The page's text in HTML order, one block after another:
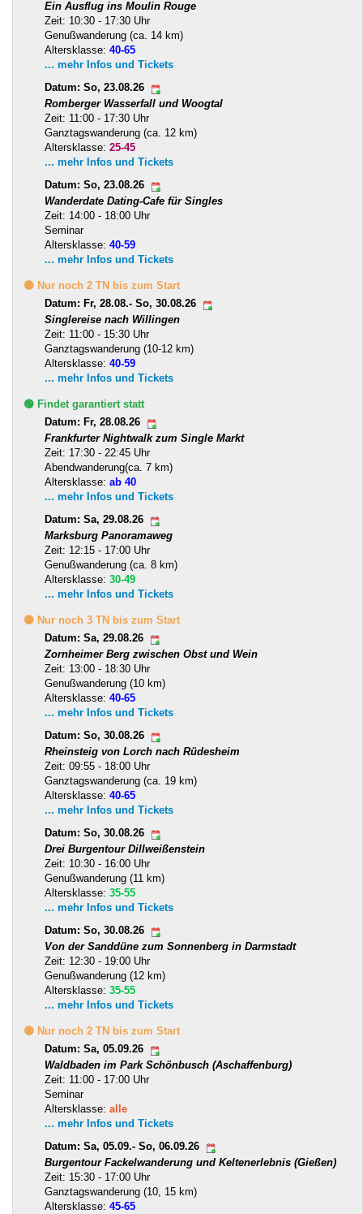
Ein Ausflug ins Moulin Rouge
Zeit: 10:30 - 17:30 Uhr
Genußwanderung (ca. 14 km)
Altersklasse: 40-65
... mehr Infos und Tickets
Datum: So, 23.08.26
Romberger Wasserfall und Woogtal
Zeit: 11:00 - 17:30 Uhr
Ganztagswanderung (ca. 12 km)
Altersklasse: 25-45
... mehr Infos und Tickets
Datum: So, 23.08.26
Wanderdate Dating-Cafe für Singles
Zeit: 14:00 - 18:00 Uhr
Seminar
Altersklasse: 40-59
... mehr Infos und Tickets
🟡 Nur noch 2 TN bis zum Start
Datum: Fr, 28.08.- So, 30.08.26
Singlereise nach Willingen
Zeit: 11:00 - 15:30 Uhr
Ganztagswanderung (10-12 km)
Altersklasse: 40-59
... mehr Infos und Tickets
🟢 Findet garantiert statt
Datum: Fr, 28.08.26
Frankfurter Nightwalk zum Single Markt
Zeit: 17:30 - 22:45 Uhr
Abendwanderung(ca. 7 km)
Altersklasse: ab 40
... mehr Infos und Tickets
Datum: Sa, 29.08.26
Marksburg Panoramaweg
Zeit: 12:15 - 17:00 Uhr
Genußwanderung (ca. 8 km)
Altersklasse: 30-49
... mehr Infos und Tickets
🟡 Nur noch 3 TN bis zum Start
Datum: Sa, 29.08.26
Zornheimer Berg zwischen Obst und Wein
Zeit: 13:00 - 18:30 Uhr
Genußwanderung (10 km)
Altersklasse: 40-65
... mehr Infos und Tickets
Datum: So, 30.08.26
Rheinsteig von Lorch nach Rüdesheim
Zeit: 09:55 - 18:00 Uhr
Ganztagswanderung (ca. 19 km)
Altersklasse: 40-65
... mehr Infos und Tickets
Datum: So, 30.08.26
Drei Burgentour Dillweißenstein
Zeit: 10:30 - 16:00 Uhr
Genußwanderung (11 km)
Altersklasse: 35-55
... mehr Infos und Tickets
Datum: So, 30.08.26
Von der Sanddüne zum Sonnenberg in Darmstadt
Zeit: 12:30 - 19:00 Uhr
Genußwanderung (12 km)
Altersklasse: 35-55
... mehr Infos und Tickets
🟡 Nur noch 2 TN bis zum Start
Datum: Sa, 05.09.26
Waldbaden im Park Schönbusch (Aschaffenburg)
Zeit: 11:00 - 17:00 Uhr
Seminar
Altersklasse: alle
... mehr Infos und Tickets
Datum: Sa, 05.09.- So, 06.09.26
Burgentour Fackelwanderung und Keltenerlebnis (Gießen)
Zeit: 15:30 - 17:00 Uhr
Ganztagswanderung (10, 15 km)
Altersklasse: 45-65